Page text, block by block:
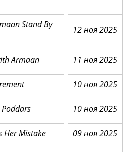
Stand By
12 ноя 2025
Armaan 11 ноя 2025
10 ноя 2025
10 ноя 2025
Her Mistake 09 ноя 2025